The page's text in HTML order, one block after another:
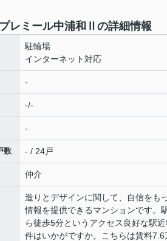
レミール中浦和Ⅱの詳細情報
駐輪場
インターネット対応
-
-/-
-
数 - / 24戸
仲介
造りとデザインに関して、自信をも
情報を提供できるマンションです。
ら徒歩5分というアクセス良好な駅近
件はいかがですか。こちらは賃料7.6